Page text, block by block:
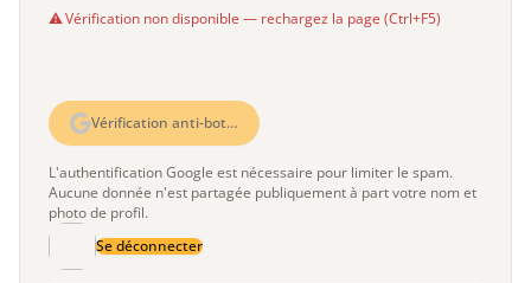
Vérification non disponible — rechargez la page (Ctrl+F5)
Vérification anti-bot…
L'authentification Google est nécessaire pour limiter le spam.
Aucune donnée n'est partagée publiquement à part votre nom et
photo de profil.
Se déconnecter